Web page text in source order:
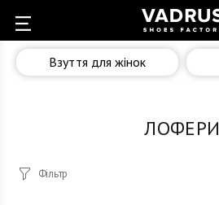
Взуття для жінок
ЛОФЕРИ
Фільтр